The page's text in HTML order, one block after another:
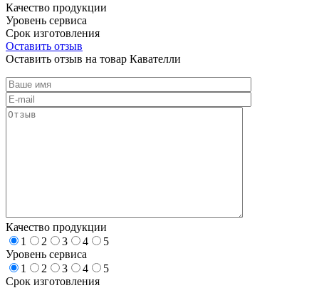
Качество продукции
Уровень сервиса
Срок изготовления
Оставить отзыв
Оставить отзыв на товар Кавателли
Качество продукции
1
2 3 4
5
Уровень сервиса
1
2 3 4
5
Срок изготовления